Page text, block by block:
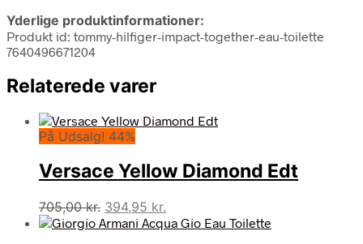
Yderlige produktinformationer:
Produkt id: tommy-hilfiger-impact-together-eau-toilette
7640496671204
Relaterede varer
På Udsalg! 44%
Versace Yellow Diamond Edt
705,00kr. Den
oprindelige
394,95 kr.
aktuelle